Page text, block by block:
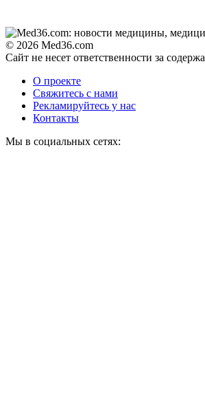
© 2026 Med36.com
Сайт не несет ответственности за
О проекте
Свяжитесь с нами
Рекламируйтесь у нас
Контакты
Мы в социальных сетях: